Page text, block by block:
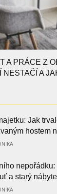
A PRÁCE Z
A
Jak
hostem
nepořádku:
a starý